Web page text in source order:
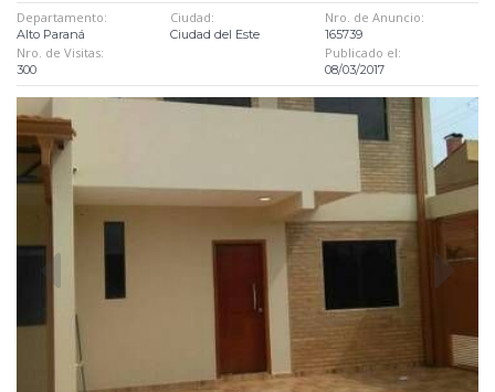
Departamento:
Alto Paraná
Ciudad:
Ciudad del Este
Nro. de Anuncio:
165739
Nro. de Visitas:
300
Publicado el:
08/03/2017